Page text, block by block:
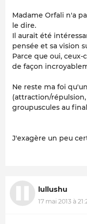
Madame Orfali n'a
le dire.
Il aurait été
pensée et sa vision
Parce que oui,
de façon
Ne reste ma foi
(attraction/
groupuscules au
J'exagère un peu
lullushu
17 mai 2013 à